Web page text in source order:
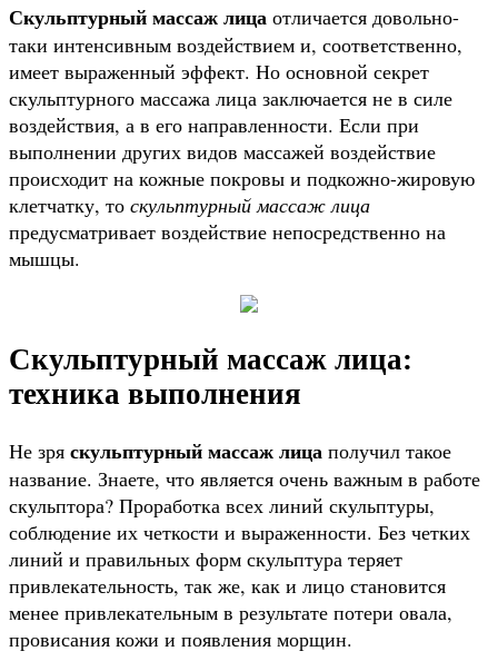
Скульптурный массаж лица отличается довольно-
таки интенсивным воздействием и, соответственно,
имеет выраженный эффект. Но основной секрет
скульптурного массажа лица заключается не в силе
воздействия, а в его направленности. Если при
выполнении других видов массажей воздействие
происходит на кожные покровы и подкожно-жировую
клетчатку, то скульптурный массаж лица
предусматривает воздействие непосредственно на
мышцы.
Скульптурный массаж лица:
техника выполнения
Не зря скульптурный массаж лица получил такое
название. Знаете, что является очень важным в работе
скульптора? Проработка всех линий скульптуры,
соблюдение их четкости и выраженности. Без четких
линий и правильных форм скульптура теряет
привлекательность, так же, как и лицо становится
менее привлекательным в результате потери овала,
провисания кожи и появления морщин.